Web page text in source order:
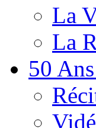
La
La
50